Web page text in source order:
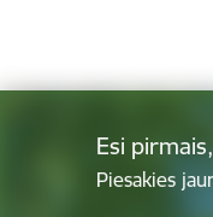
Esi
Piesakies